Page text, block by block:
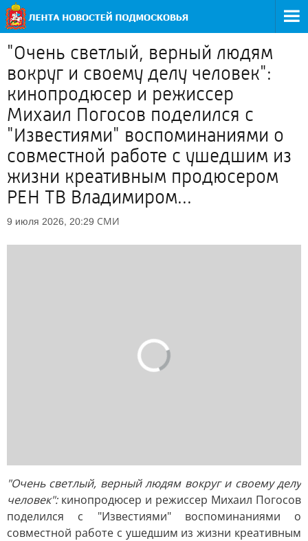
"Очень светлый, верный людям
вокруг и своему делу человек":
кинопродюсер и режиссер
Михаил Погосов поделился с
"Известиями" воспоминаниями о
совместной работе с ушедшим из
жизни креативным продюсером
РЕН ТВ Владимиром...
9 июля 2026, 20:29 СМИ
"Очень светлый, верный людям вокруг и своему делу
человек":кинопродюсер и режиссер Михаил Погосов
поделился с "Известиями" воспоминаниями о
совместной работе с ушедшим из жизни креативным